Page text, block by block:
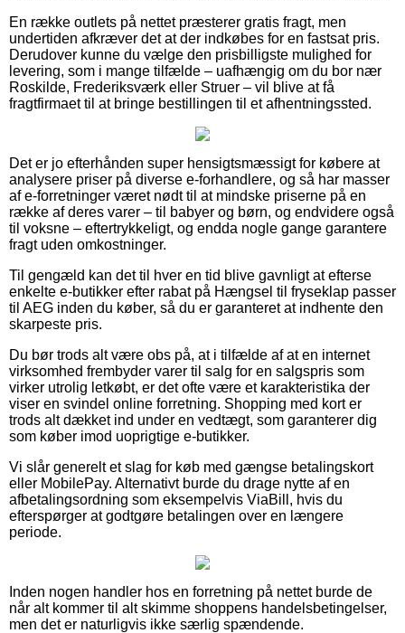
En række outlets på nettet præsterer gratis fragt, men
undertiden afkræver det at der indkøbes for en fastsat pris.
Derudover kunne du vælge den prisbilligste mulighed for
levering, som i mange tilfælde – uafhængig om du bor nær
Roskilde, Frederiksværk eller Struer – vil blive at få
fragtfirmaet til at bringe bestillingen til et afhentningssted.
Det er jo efterhånden super hensigtsmæssigt for købere at
analysere priser på diverse e-forhandlere, og så har masser
af e-forretninger været nødt til at mindske priserne på en
række af deres varer – til babyer og børn, og endvidere også
til voksne – eftertrykkeligt, og endda nogle gange garantere
fragt uden omkostninger.
Til gengæld kan det til hver en tid blive gavnligt at efterse
enkelte e-butikker efter rabat på Hængsel til fryseklap passer
til AEG inden du køber, så du er garanteret at indhente den
skarpeste pris.
Du bør trods alt være obs på, at i tilfælde af at en internet
virksomhed frembyder varer til salg for en salgspris som
virker utrolig letkøbt, er det ofte være et karakteristika der
viser en svindel online forretning. Shopping med kort er
trods alt dækket ind under en vedtægt, som garanterer dig
som køber imod uoprigtige e-butikker.
Vi slår generelt et slag for køb med gængse betalingskort
eller MobilePay. Alternativt burde du drage nytte af en
afbetalingsordning som eksempelvis ViaBill, hvis du
efterspørger at godtgøre betalingen over en længere
periode.
Inden nogen handler hos en forretning på nettet burde de
når alt kommer til alt skimme shoppens handelsbetingelser,
men det er naturligvis ikke særlig spændende.